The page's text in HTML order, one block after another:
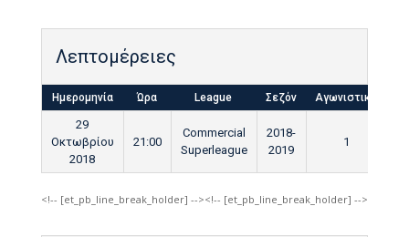
Λεπτομέρειες
Ημερομηνία Ώρα League Σεζόν Αγωνιστική
29
Οκτωβρίου
2018
21:00
Commercial
Superleague
2018-
2019
1
<!-- [et_pb_line_break_holder] --><!-- [et_pb_line_break_holder] -->